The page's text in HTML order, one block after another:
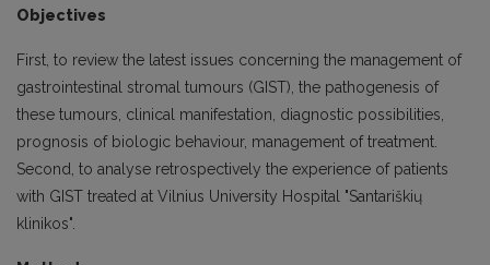
Objectives
First, to review the latest issues concerning the management of
gastrointestinal stromal tumours (GIST), the pathogenesis of
these tumours, clinical manifestation, diagnostic possibilities,
prognosis of biologic behaviour, management of treatment.
Second, to analyse retrospectively the experience of patients
with GIST treated at Vilnius University Hospital "Santariškių
klinikos".